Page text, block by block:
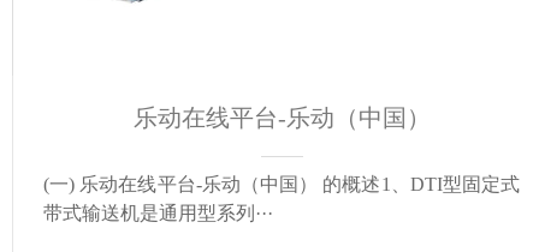
乐动在线平台-乐动（中国）
(一) 乐动在线平台-乐动（中国） 的概述1、DTI型固定式
带式输送机是通用型系列···